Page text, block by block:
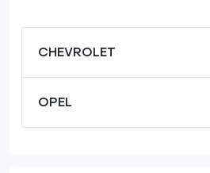
CHEVROLET
OPEL